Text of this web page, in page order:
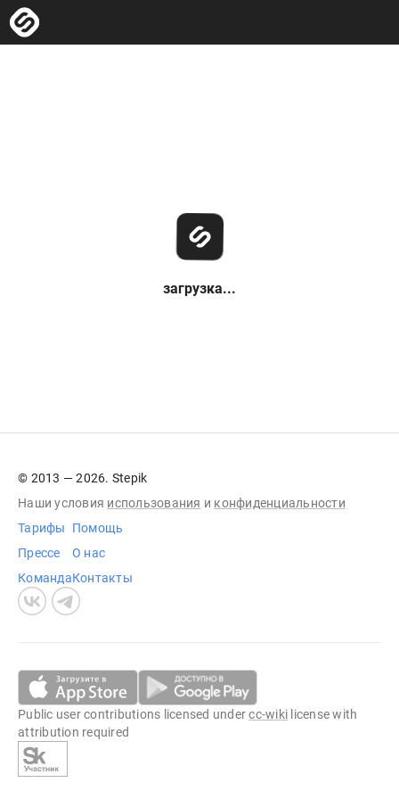
загрузка...
© 2013 — 2026. Stepik
Наши условия использования и конфиденциальности
Тарифы
Прессе
Команда
Помощь
О нас
Контакты
Public user contributions licensed undercc-wiki license with
attribution required